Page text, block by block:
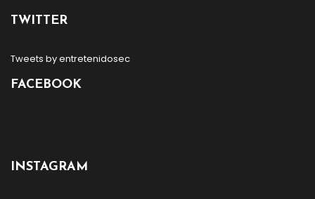
TWITTER
Tweets by entretenidosec
FACEBOOK
INSTAGRAM